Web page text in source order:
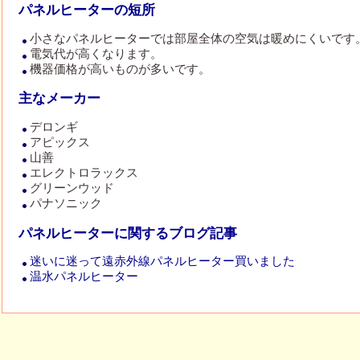
パネルヒーターの短所
小さなパネルヒーターでは部屋全体の空気は暖めにくいです
電気代が高くなります。
機器価格が高いものが多いです。
主なメーカー
デロンギ
アピックス
山善
エレクトロラックス
グリーンウッド
パナソニック
パネルヒーターに関するブログ記事
迷いに迷って遠赤外線パネルヒーター買いました
温水パネルヒーター